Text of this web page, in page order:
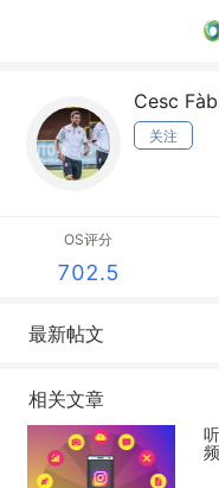
Cesc
关注
OS评分
702.5
最新帖文
相关文章